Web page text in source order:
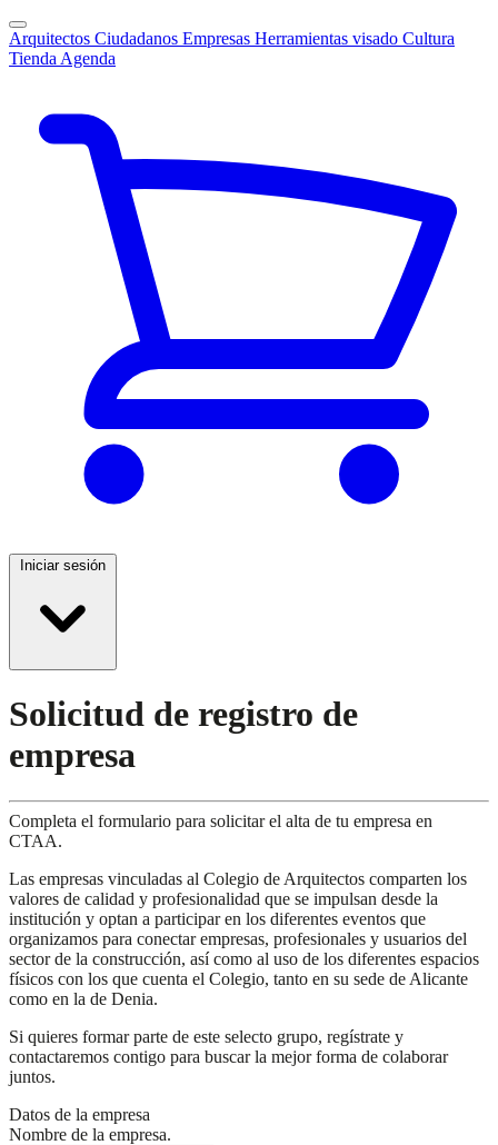
Arquitectos Ciudadanos Empresas Herramientas visado Cultura
Tienda Agenda
Iniciar sesión
Solicitud de registro de
empresa
Completa el formulario para solicitar el alta de tu empresa en
CTAA.
Las empresas vinculadas al Colegio de Arquitectos comparten los
valores de calidad y profesionalidad que se impulsan desde la
institución y optan a participar en los diferentes eventos que
organizamos para conectar empresas, profesionales y usuarios del
sector de la construcción, así como al uso de los diferentes espacios
físicos con los que cuenta el Colegio, tanto en su sede de Alicante
como en la de Denia.
Si quieres formar parte de este selecto grupo, regístrate y
contactaremos contigo para buscar la mejor forma de colaborar
juntos.
Datos de la empresa
Nombre de la empresa.